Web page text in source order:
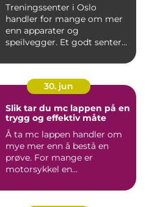
Treningssenter i Oslo
handler for mange om mer
enn apparater og
speilvegger. Et godt senter
30. jun
Slik tar du mc lappen på en
trygg og effektiv måte
Å ta mc lappen handler om
mye mer enn å bestå en
prøve. For mange er
motorsykkel en